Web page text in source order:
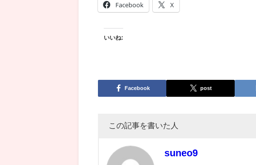
Facebook X
いいね:
Facebook post
この記事を書いた人
suneo9